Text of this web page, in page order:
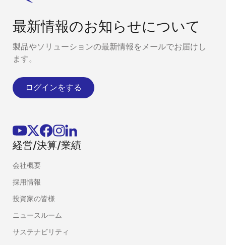
最新情報のお知らせについて
製品やソリューションの最新情報をメールでお届けし
ます。
ログインをする
経営/決算/業績
会社概要
採用情報
投資家の皆様
ニュースルーム
サステナビリティ